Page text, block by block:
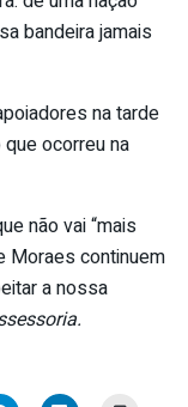
bandeira jamais
na tarde
ocorreu na
não vai “mais
Moraes continuem
a nossa